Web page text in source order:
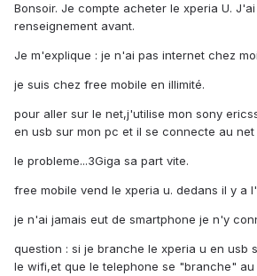
Bonsoir. Je compte acheter le xperia U.
renseignement avant.
Je m'explique : je n'ai pas internet chez
je suis chez free mobile en illimité.
pour aller sur le net,j'utilise mon sony
en usb sur mon pc et il se connecte au net
le probleme...3Giga sa part vite.
free mobile vend le xperia u. dedans il y a
je n'ai jamais eut de smartphone je n'y
question : si je branche le xperia u en usb
le wifi,et que le telephone se "branche"